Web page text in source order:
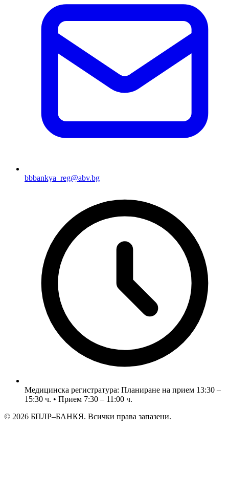
bbbankya_reg@abv.bg
Медицинска регистратура: Планиране на прием 13:30 –
15:30 ч. • Прием 7:30 – 11:00 ч.
© 2026 БПЛР–БАНКЯ. Всички права запазени.